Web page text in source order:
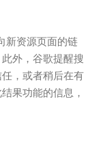
新资源页面的链
外，谷歌提醒搜
，或者稍后在有
果功能的信息，